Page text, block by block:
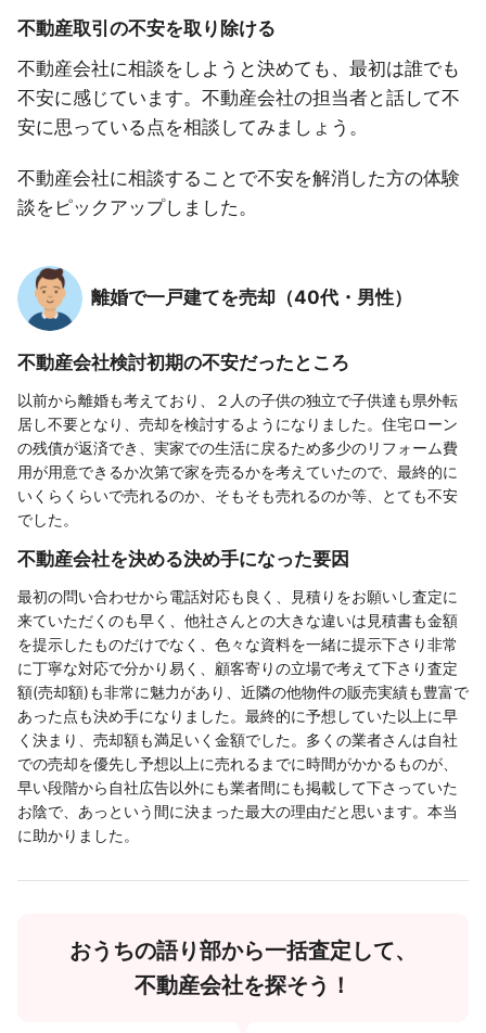
不動産取引の不安を取り除ける
不動産会社に相談をしようと決めても、最初は誰でも
不安に感じています。不動産会社の担当者と話して不
安に思っている点を相談してみましょう。
不動産会社に相談することで不安を解消した方の体験
談をピックアップしました。
離婚で一戸建てを売却（40代・男性）
不動産会社検討初期の不安だったところ
以前から離婚も考えており、２人の子供の独立で子供達も県外転
居し不要となり、売却を検討するようになりました。住宅ローン
の残債が返済でき、実家での生活に戻るため多少のリフォーム費
用が用意できるか次第で家を売るかを考えていたので、最終的に
いくらくらいで売れるのか、そもそも売れるのか等、とても不安
でした。
不動産会社を決める決め手になった要因
最初の問い合わせから電話対応も良く、見積りをお願いし査定に
来ていただくのも早く、他社さんとの大きな違いは見積書も金額
を提示したものだけでなく、色々な資料を一緒に提示下さり非常
に丁寧な対応で分かり易く、顧客寄りの立場で考えて下さり査定
額(売却額)も非常に魅力があり、近隣の他物件の販売実績も豊富で
あった点も決め手になりました。最終的に予想していた以上に早
く決まり、売却額も満足いく金額でした。多くの業者さんは自社
での売却を優先し予想以上に売れるまでに時間がかかるものが、
早い段階から自社広告以外にも業者間にも掲載して下さっていた
お陰で、あっという間に決まった最大の理由だと思います。本当
に助かりました。
おうちの語り部から一括査定して、
不動産会社を探そう！